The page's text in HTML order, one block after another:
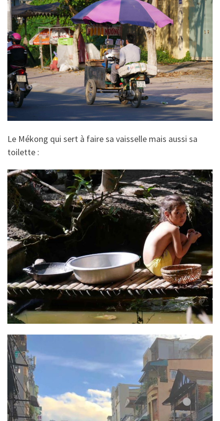
Le Mékong qui sert à faire sa vaisselle mais aussi sa
toilette :